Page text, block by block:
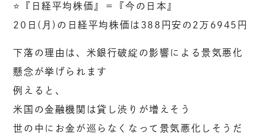
⭐️『日経平均株価』＝『今の日本』
20日(月)の日経平均株価は388円安の2万6945円
下落の理由は、米銀行破綻の影響による景気悪化
懸念が挙げられます
例えると、
米国の金融機関は貸し渋りが増えそう
世の中にお金が巡らなくなって景気悪化しそうだ